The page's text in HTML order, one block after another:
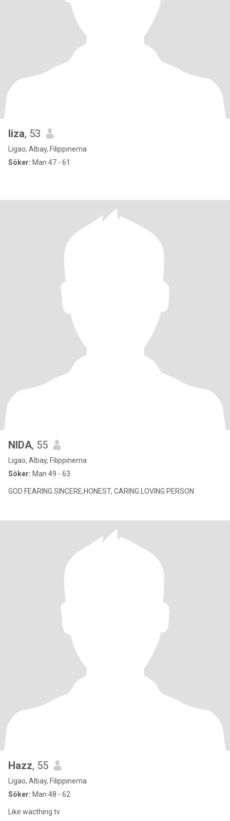
liza, 53
Ligao, Albay, Filippinerna
Söker: Man 47 - 61
NIDA, 55
Ligao, Albay, Filippinerna
Söker: Man 49 - 63
GOD FEARING.SINCERE,HONEST, CARING LOVING PERSON
Hazz, 55
Ligao, Albay, Filippinerna
Söker: Man 48 - 62
Like wacthing tv